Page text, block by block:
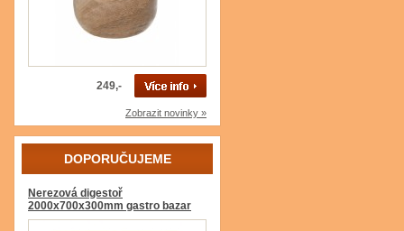
249,-
Zobrazit novinky »
DOPORUČUJEME
Nerezová digestoř
2000x700x300mm gastro bazar